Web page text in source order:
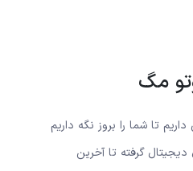
مگ
تا شما را بروز نگه داریم
دیجیتال گرفته تا آخرین